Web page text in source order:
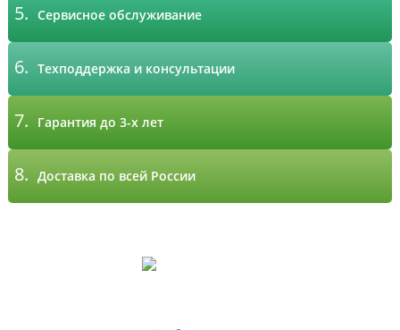
5. Сервисное обслуживание
6. Техподдержка и консультации
7. Гарантия до 3-х лет
8. Доставка по всей России